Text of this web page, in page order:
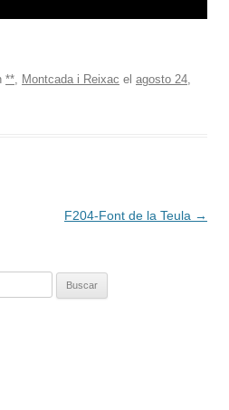
**, Montcada i Reixac el agosto 24,
F204-Font de la Teula →